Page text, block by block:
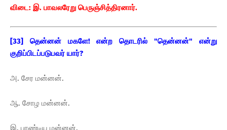
விடை: இ. பாவலரேறு பெருஞ்சித்திரனார்.
[33] தென்னன் மகளே! என்ற தொடரில் "தென்னன்" என்று
குறிப்பிடப்படுபவர் யார்?
அ. சேர மன்னன்.
ஆ. சோழ மன்னன்.
இ. பாண்டிய மன்னன்.